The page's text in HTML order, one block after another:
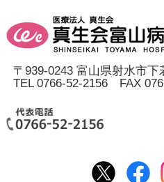
〒939-0243 富山県射水市下
TEL 0766-52-2156 FAX